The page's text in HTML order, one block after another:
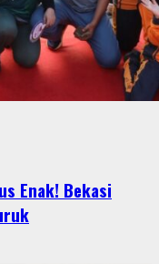
Enak! Bekasi